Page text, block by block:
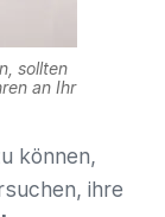
sollten
an Ihr
können,
ihre